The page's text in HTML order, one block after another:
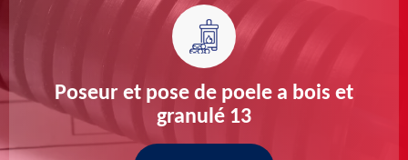
Poseur et pose de poele a bois et
granulé 13